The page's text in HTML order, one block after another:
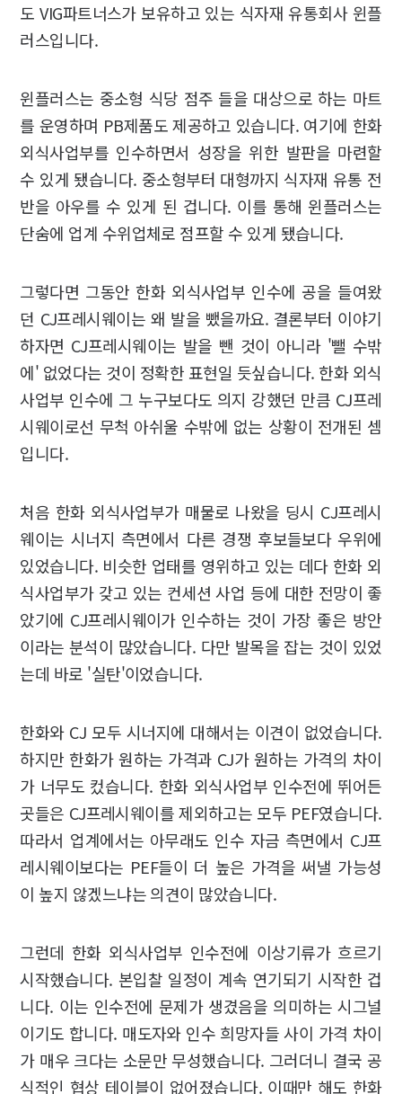
도 VIG파트너스가 보유하고 있는 식자재 유통회사 윈플
러스입니다.
윈플러스는 중소형 식당 점주 들을 대상으로 하는 마트
를 운영하며 PB제품도 제공하고 있습니다. 여기에 한화
외식사업부를 인수하면서 성장을 위한 발판을 마련할
수 있게 됐습니다. 중소형부터 대형까지 식자재 유통 전
반을 아우를 수 있게 된 겁니다. 이를 통해 윈플러스는
단숨에 업계 수위업체로 점프할 수 있게 됐습니다.
그렇다면 그동안 한화 외식사업부 인수에 공을 들여왔
던 CJ프레시웨이는 왜 발을 뺐을까요. 결론부터 이야기
하자면 CJ프레시웨이는 발을 뺀 것이 아니라 '뺄 수밖
에' 없었다는 것이 정확한 표현일 듯싶습니다. 한화 외식
사업부 인수에 그 누구보다도 의지 강했던 만큼 CJ프레
시웨이로선 무척 아쉬울 수밖에 없는 상황이 전개된 셈
입니다.
처음 한화 외식사업부가 매물로 나왔을 딩시 CJ프레시
웨이는 시너지 측면에서 다른 경쟁 후보들보다 우위에
있었습니다. 비슷한 업태를 영위하고 있는 데다 한화 외
식사업부가 갖고 있는 컨세션 사업 등에 대한 전망이 좋
았기에 CJ프레시웨이가 인수하는 것이 가장 좋은 방안
이라는 분석이 많았습니다. 다만 발목을 잡는 것이 있었
는데 바로 '실탄'이었습니다.
한화와 CJ 모두 시너지에 대해서는 이견이 없었습니다.
하지만 한화가 원하는 가격과 CJ가 원하는 가격의 차이
가 너무도 컸습니다. 한화 외식사업부 인수전에 뛰어든
곳들은 CJ프레시웨이를 제외하고는 모두 PEF였습니다.
따라서 업계에서는 아무래도 인수 자금 측면에서 CJ프
레시웨이보다는 PEF들이 더 높은 가격을 써낼 가능성
이 높지 않겠느냐는 의견이 많았습니다.
그런데 한화 외식사업부 인수전에 이상기류가 흐르기
시작했습니다. 본입찰 일정이 계속 연기되기 시작한 겁
니다. 이는 인수전에 문제가 생겼음을 의미하는 시그널
이기도 합니다. 매도자와 인수 희망자들 사이 가격 차이
가 매우 크다는 소문만 무성했습니다. 그러더니 결국 공
식적인 협상 테이블이 없어졌습니다. 이때만 해도 한화